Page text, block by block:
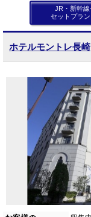
JR・新幹線
セットプラ
ホテルモントレ長崎